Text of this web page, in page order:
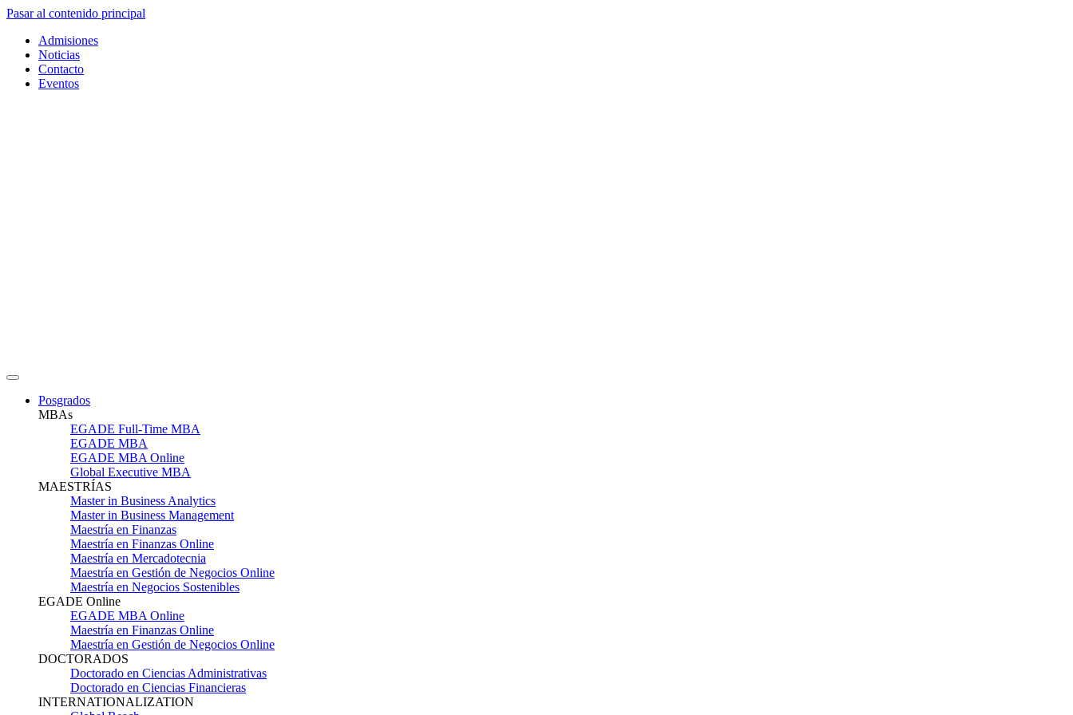
Pasar al contenido principal
Admisiones
Noticias
Contacto
Eventos
Posgrados
MBAs
EGADE Full-Time MBA
EGADE MBA
EGADE MBA Online
Global Executive MBA
MAESTRÍAS
Master in Business Analytics
Master in Business Management
Maestría en Finanzas
Maestría en Finanzas Online
Maestría en Mercadotecnia
Maestría en Gestión de Negocios Online
Maestría en Negocios Sostenibles
EGADE Online
EGADE MBA Online
Maestría en Finanzas Online
Maestría en Gestión de Negocios Online
DOCTORADOS
Doctorado en Ciencias Administrativas
Doctorado en Ciencias Financieras
INTERNATIONALIZATION